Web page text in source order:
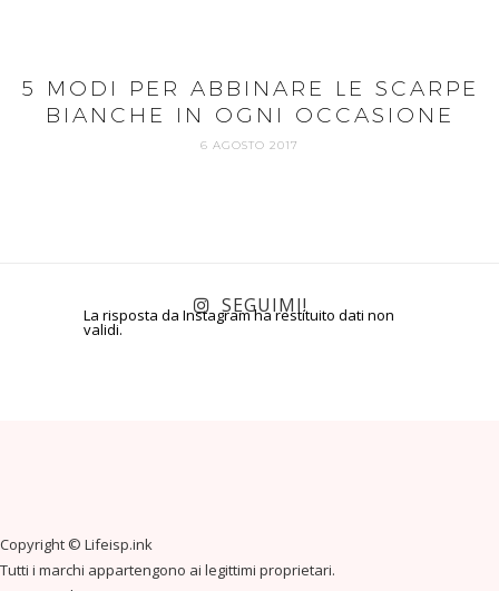
5 MODI PER ABBINARE LE SCARPE
BIANCHE IN OGNI OCCASIONE
6 AGOSTO 2017
La risposta da Instagram ha restituito dati non
validi.
SEGUIMI!
Copyright © Lifeisp.ink
Tutti i marchi appartengono ai legittimi proprietari.